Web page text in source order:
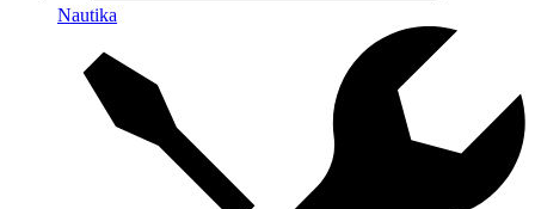
Nautika